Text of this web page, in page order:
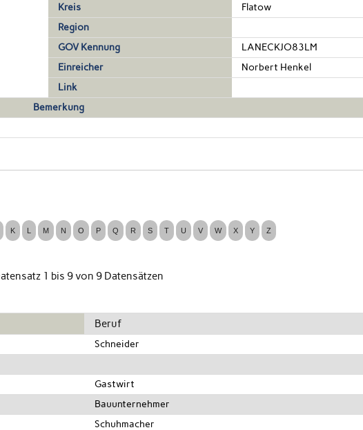
Kreis
Flatow
Region
GOV Kennung
LANECKJO83LM
Einreicher
Norbert Henkel
Link
Bemerkung
1 bis 9 von 9 Datensätzen
Beruf
Schneider
Gastwirt
Bauunternehmer
Schuhmacher